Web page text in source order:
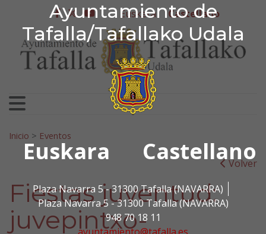
Ayuntamiento de
Tafalla/Tafallako Udala
Euskara Castellano
Plaza Navarra 5 - 31300 Tafalla (NAVARRA)
Plaza Navarra 5 - 31300 Tafalla (NAVARRA)
948 70 18 11
Ir al contenido
Ayuntamiento de
facebook
twitter
youtube
Euskera Castellano
Search for:
Inicio > Eventos
Volver
Fiestas juventud:
juvepintxo-